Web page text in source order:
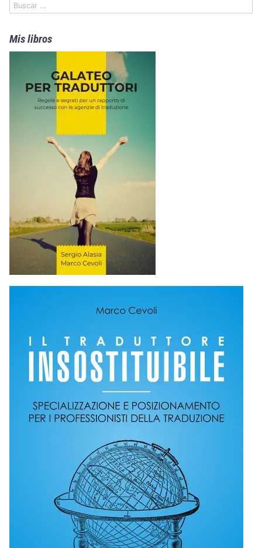
Mis libros